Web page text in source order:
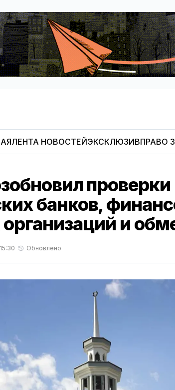
ЛЕНТА НОВОСТЕЙЭКСКЛЮЗИВПРАВО
проверки
банков,
и
15:30 Обновлено